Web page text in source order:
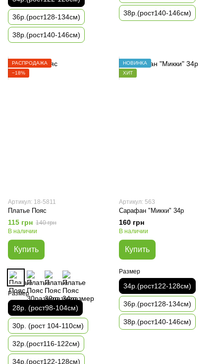
36р.(рост128-134см)
38р.(рост140-146см)
38р.(рост140-146см)
РАСПРОДАЖА
−18%
Артикул: 18-5811
Платье Пояс
115 грн 140 грн
В наличии
Купить
Размер
28р. (рост98-104см)
30р. (рост 104-110см)
32р.(рост116-122см)
34р.(рост122-128см)
НОВИНКА
ХИТ
Артикул: 563
Сарафан "Микки" 34р
160 грн
В наличии
Купить
Размер
34р.(рост122-128см)
36р.(рост128-134см)
38р.(рост140-146см)